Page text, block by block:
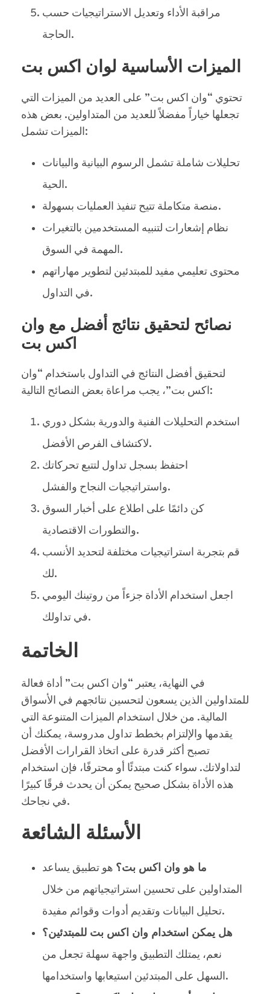
مراقبة الأداء وتعديل الاستراتيجيات حسب
الحاجة.
الميزات الأساسية لوان اكس بت
تحتوي “وان اكس بت” على العديد من الميزات التي
تجعلها خياراً مفضلاً للعديد من المتداولين. بعض هذه
الميزات تشمل:
تحليلات شاملة تشمل الرسوم البيانية والبيانات
الحية.
منصة متكاملة تتيح تنفيذ العمليات بسهولة.
نظام إشعارات لتنبيه المستخدمين بالتغيرات
المهمة في السوق.
محتوى تعليمي مفيد للمبتدئين لتطوير مهاراتهم
في التداول.
نصائح لتحقيق نتائج أفضل مع وان
اكس بت
لتحقيق أفضل النتائج في التداول باستخدام “وان
اكس بت”، يجب مراعاة بعض النصائح التالية:
استخدم التحليلات الفنية والدورية بشكل دوري
لاكتشاف الفرص الأفضل.
احتفظ بسجل تداول لتتبع تحركاتك
واستراتيجيات النجاح والفشل.
كن دائمًا على اطلاع على أخبار السوق
والتطورات الاقتصادية.
قم بتجربة استراتيجيات مختلفة لتحديد الأنسب
لك.
اجعل استخدام الأداة جزءاً من روتينك اليومي
في تداولك.
الخاتمة
في النهاية، يعتبر “وان اكس بت” أداة فعالة
للمتداولين الذين يسعون لتحسين نتائجهم في الأسواق
المالية. من خلال استخدام الميزات المتنوعة التي
يقدمها والإلتزام بخطط تداول مدروسة، يمكنك أن
تصبح أكثر قدرة على اتخاذ القرارات الأفضل
لتداولاتك. سواء كنت مبتدئًا أو محترفًا، فإن استخدام
هذه الأداة بشكل صحيح يمكن أن يحدث فرقًا كبيرًا
في نجاحك.
الأسئلة الشائعة
ما هو وان اكس بت؟ هو تطبيق يساعد
المتداولين على تحسين استراتيجياتهم من خلال
تحليل البيانات وتقديم أدوات وقوائم مفيدة.
هل يمكن استخدام وان اكس بت للمبتدئين؟
نعم، يمتلك التطبيق واجهة سهلة تجعل من
السهل على المبتدئين استيعابها واستخدامها.